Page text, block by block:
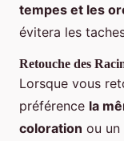
tempes et les
évitera les
Retouche des
Lorsque vous
préférence la
coloration ou un